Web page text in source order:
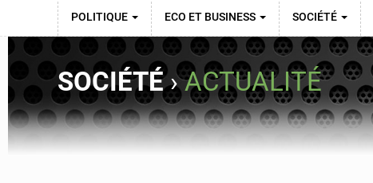
POLITIQUE ECO ET BUSINESS SOCIÉTÉ
SOCIÉTÉ›ACTUALITÉ